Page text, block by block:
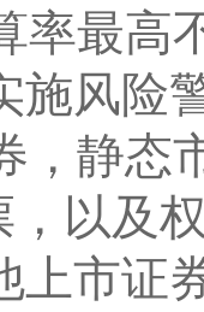
率最高
施风
，静态
以及
上市